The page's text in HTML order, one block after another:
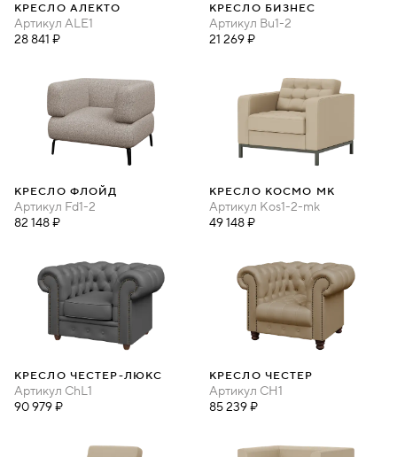
КРЕСЛО АЛЕКТО
Артикул ALE1
28 841 ₽
КРЕСЛО БИЗНЕС
Артикул Bu1-2
21 269 ₽
КРЕСЛО ФЛОЙД
Артикул Fd1-2
82 148 ₽
КРЕСЛО КОСМО МК
Артикул Kos1-2-mk
49 148 ₽
КРЕСЛО ЧЕСТЕР-ЛЮКС
Артикул ChL1
90 979 ₽
КРЕСЛО ЧЕСТЕР
Артикул CH1
85 239 ₽